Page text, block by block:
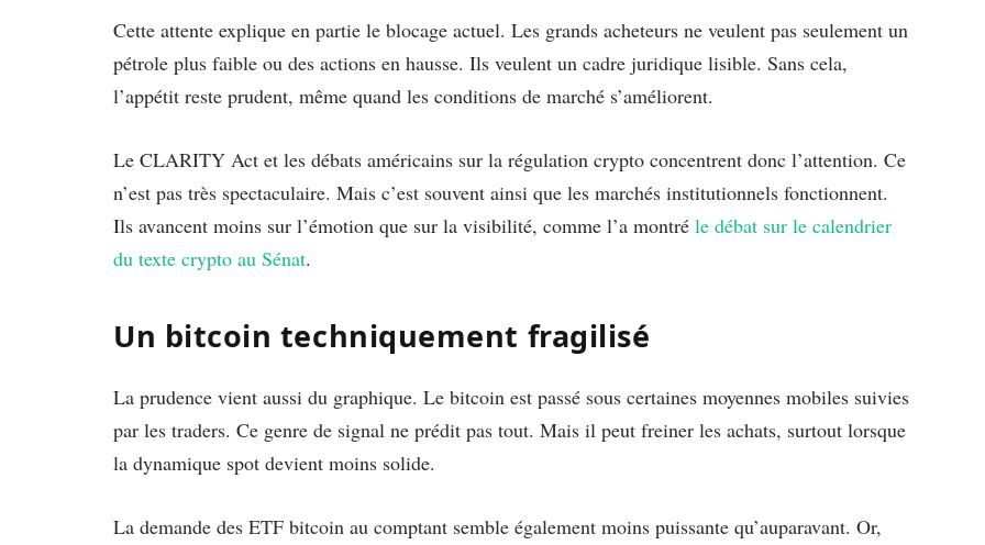
Cette attente explique en partie le blocage actuel. Les grands acheteurs ne veulent pas seulement un
pétrole plus faible ou des actions en hausse. Ils veulent un cadre juridique lisible. Sans cela,
l’appétit reste prudent, même quand les conditions de marché s’améliorent.
Le CLARITY Act et les débats américains sur la régulation crypto concentrent donc l’attention. Ce
n’est pas très spectaculaire. Mais c’est souvent ainsi que les marchés institutionnels fonctionnent.
Ils avancent moins sur l’émotion que sur la visibilité, comme l’a montré le débat sur le calendrier
du texte crypto au Sénat.
Un bitcoin techniquement fragilisé
La prudence vient aussi du graphique. Le bitcoin est passé sous certaines moyennes mobiles suivies
par les traders. Ce genre de signal ne prédit pas tout. Mais il peut freiner les achats, surtout lorsque
la dynamique spot devient moins solide.
La demande des ETF bitcoin au comptant semble également moins puissante qu’auparavant. Or,